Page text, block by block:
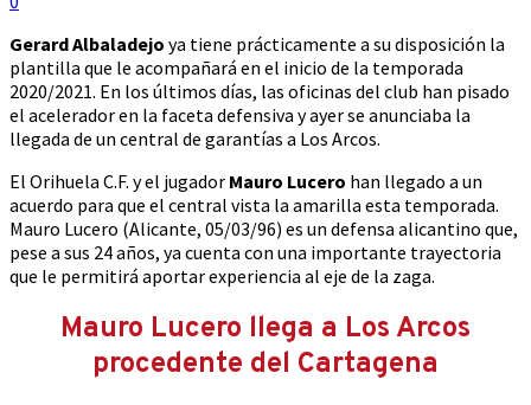
Gerard Albaladejo ya tiene prácticamente a su disposición la
plantilla que le acompañará en el inicio de la temporada
2020/2021. En los últimos días, las oficinas del club han pisado
el acelerador en la faceta defensiva y ayer se anunciaba la
llegada de un central de garantías a Los Arcos.
El Orihuela C.F. y el jugador Mauro Lucero han llegado a un
acuerdo para que el central vista la amarilla esta temporada.
Mauro Lucero (Alicante, 05/03/96) es un defensa alicantino que,
pese a sus 24 años, ya cuenta con una importante trayectoria
que le permitirá aportar experiencia al eje de la zaga.
Mauro Lucero llega a Los Arcos
procedente del Cartagena